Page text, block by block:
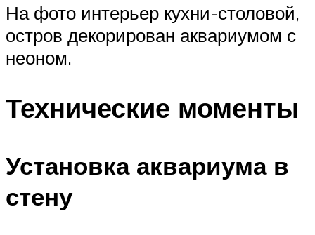
На фото интерьер кухни-столовой,
остров декорирован аквариумом с
неоном.
Технические моменты
Установка аквариума в
стену